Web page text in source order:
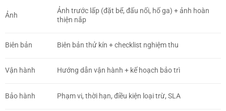
Ảnh
Ảnh trước lấp (đặt bể, đấu nối, hố ga) + ảnh hoàn
thiện nắp
Biên bản Biên bản thử kín + checklist nghiệm thu
Vận hành Hướng dẫn vận hành + kế hoạch bảo trì
Bảo hành Phạm vi, thời hạn, điều kiện loại trừ, SLA